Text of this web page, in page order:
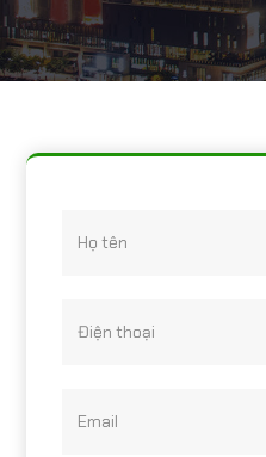
Họ tên
Điện thoại
Email